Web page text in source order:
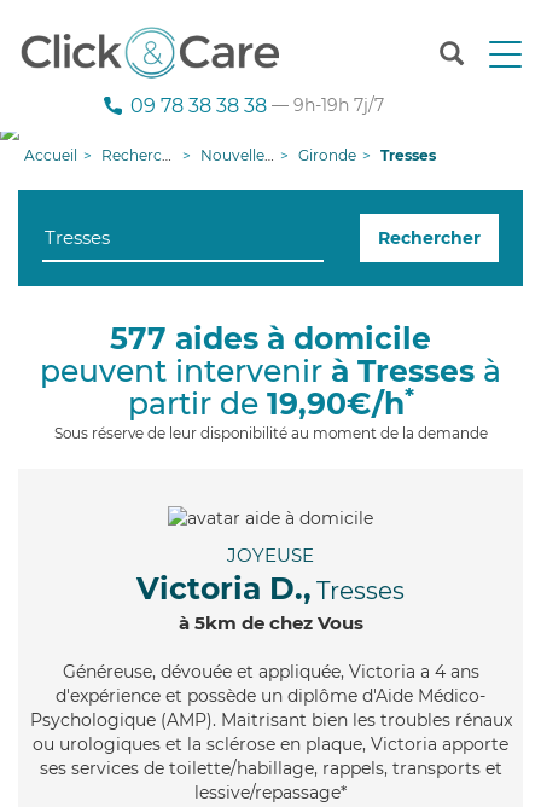
T
n
g
09 78 38 38 38 — 9h-19h 7j/7
Accueil Recherche aide à domicile Nouvelle-Aquitaine Gironde Tresses
Rechercher
577 aides à domicile
peuvent intervenir à Tresses à
partir de 19,90€/h*
Sous réserve de leur disponibilité au moment de la demande
JOYEUSE
Victoria D., Tresses
à 5km de chez Vous
Généreuse, dévouée et appliquée, Victoria a 4 ans
d'expérience et possède un diplôme d'Aide Médico-
Psychologique (AMP). Maitrisant bien les troubles rénaux
ou urologiques et la sclérose en plaque, Victoria apporte
ses services de toilette/habillage, rappels, transports et
lessive/repassage*